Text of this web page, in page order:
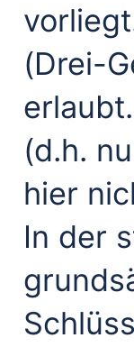
(Drei-
(d.h.
hier
In der